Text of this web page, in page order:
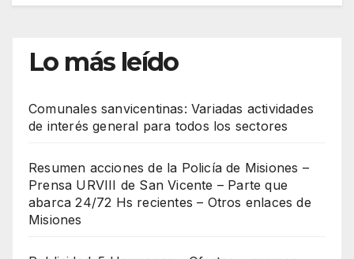
Lo más leído
Comunales sanvicentinas: Variadas actividades
de interés general para todos los sectores
Resumen acciones de la Policía de Misiones –
Prensa URVIII de San Vicente – Parte que
abarca 24/72 Hs recientes – Otros enlaces de
Misiones